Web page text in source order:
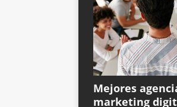
Mejores
marketing